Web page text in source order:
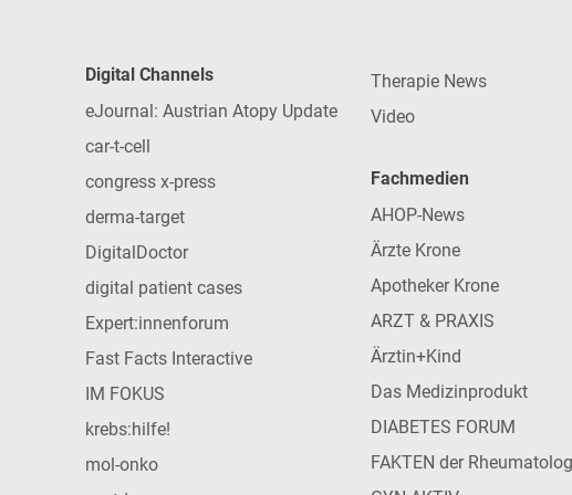
Digital Channels
eJournal: Austrian Atopy Update
car-t-cell
congress x-press
derma-target
DigitalDoctor
digital patient cases
Expert:innenforum
Fast Facts Interactive
IM FOKUS
krebs:hilfe!
mol-onko
Therapie News
Video
Fachmedien
AHOP-News
Ärzte Krone
Apotheker Krone
ARZT & PRAXIS
Ärztin+Kind
Das Medizinprodukt
DIABETES FORUM
FAKTEN der